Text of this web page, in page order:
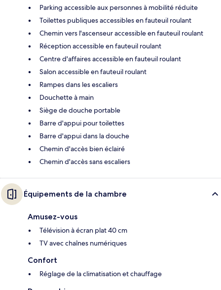
Parking accessible aux personnes à mobilité réduite
Toilettes publiques accessibles en fauteuil roulant
Chemin vers l'ascenseur accessible en fauteuil roulant
Réception accessible en fauteuil roulant
Centre d'affaires accessible en fauteuil roulant
Salon accessible en fauteuil roulant
Rampes dans les escaliers
Douchette à main
Siège de douche portable
Barre d'appui pour toilettes
Barre d'appui dans la douche
Chemin d'accès bien éclairé
Chemin d'accès sans escaliers
Équipements de la chambre
Amusez-vous
Télévision à écran plat 40 cm
TV avec chaînes numériques
Confort
Réglage de la climatisation et chauffage